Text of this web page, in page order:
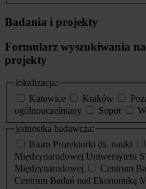
Badania i projekty
Formularz wyszukiwania
projekty
lokalizacja:
Katowice
Kraków
ogólnouczelniany
Sopot
jednostka badawcza:
Biuro Prorektorki ds. nauki
Międzynarodowej Uniwersytetu
Międzynarodowej
Centrum
Centrum Badań nad Ekonomiką